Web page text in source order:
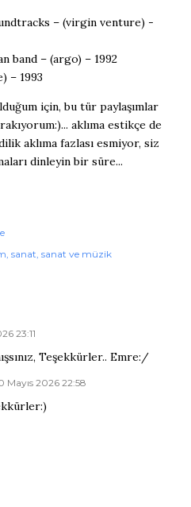
– (virgin venture) -
band – (argo) – 1992
– 1993
için, bu tür paylaşımlar
aklıma estikçe de
aklıma fazlası esmiyor, siz
dinleyin bir süre...
sanat sanat ve müzik
23:11
Teşekkürler.. Emre:/
Mayıs 2026 22:58